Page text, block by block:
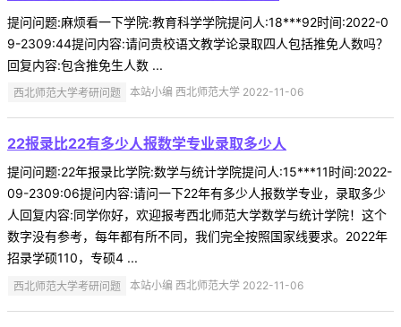
提问问题:麻烦看一下学院:教育科学学院提问人:18***92时间:2022-0
9-2309:44提问内容:请问贵校语文教学论录取四人包括推免人数吗？
回复内容:包含推免生人数 ...
西北师范大学考研问题 本站小编 西北师范大学 2022-11-06
22报录比22有多少人报数学专业录取多少人
提问问题:22年报录比学院:数学与统计学院提问人:15***11时间:2022-
09-2309:06提问内容:请问一下22年有多少人报数学专业，录取多少
人回复内容:同学你好，欢迎报考西北师范大学数学与统计学院！这个
数字没有参考，每年都有所不同，我们完全按照国家线要求。2022年
招录学硕110，专硕4 ...
西北师范大学考研问题 本站小编 西北师范大学 2022-11-06